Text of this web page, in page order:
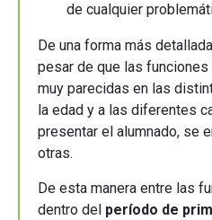
de cualquier
De una forma más
pesar de que las funciones
muy parecidas en las
la edad y a las diferentes
presentar el alumnado, se
otras.
De esta manera entre las
dentro del período de